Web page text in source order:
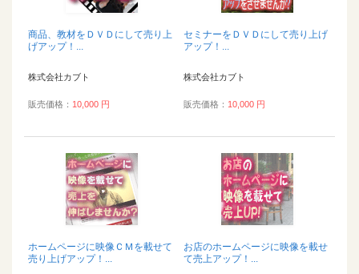
商品、教材をＤＶＤにして売り上
げアップ！...
株式会社カブト
販売価格： 10,000 円
セミナーをＤＶＤにして売り上げ
アップ！...
株式会社カブト
販売価格： 10,000 円
ホームページに映像ＣＭを載せて
売り上げアップ！...
お店のホームページに映像を載せ
て売上アップ！...